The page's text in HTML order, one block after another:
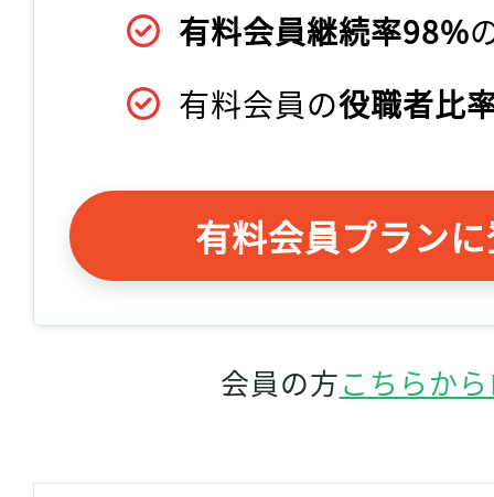
有料会員継続率98%
有料会員の役職者比
有料会員プラン
会員の方こちらか